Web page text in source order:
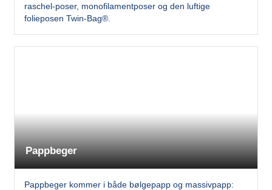
raschel-poser, monofilamentposer og den luftige
folieposen Twin-Bag®.
Pappbeger
Pappbeger kommer i både bølgepapp og massivpapp: